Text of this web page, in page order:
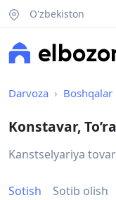
O'zbekiston
Darvoza Boshqalar
Konstavar,
Kanstselyariya
Sotish Sotib olish